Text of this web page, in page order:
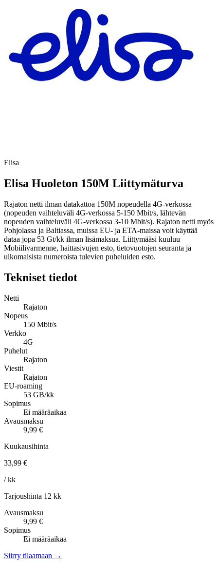
Elisa
Elisa Huoleton 150M Liittymäturva
Rajaton netti ilman datakattoa 150M nopeudella 4G-verkossa
(nopeuden vaihteluväli 4G-verkossa 5-150 Mbit/s, lähtevän
nopeuden vaihteluväli 4G-verkossa 3-10 Mbit/s). Rajaton netti myös
Pohjolassa ja Baltiassa, muissa EU- ja ETA-maissa voit käyttää
dataa jopa 53 Gt/kk ilman lisämaksua. Liittymääsi kuuluu
Mobiilivarmenne, haittasivujen esto, tietovuotojen seuranta ja
ulkomaisista numeroista tulevien puheluiden esto.
Tekniset tiedot
Netti
Rajaton
Nopeus
150 Mbit/s
Verkko
4G
Puhelut
Rajaton
Viestit
Rajaton
EU-roaming
53 GB/kk
Sopimus
Ei määräaikaa
Avausmaksu
9,99 €
Kuukausihinta
33,99 €
/ kk
Tarjoushinta 12 kk
Avausmaksu
9,99 €
Sopimus
Ei määräaikaa
Siirry tilaamaan →